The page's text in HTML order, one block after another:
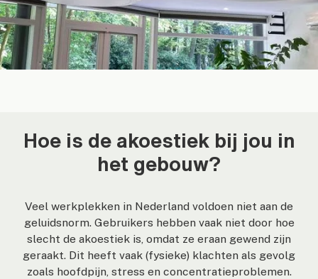
Hoe is de akoestiek bij jou in
het gebouw?
Veel werkplekken in Nederland voldoen niet aan de
geluidsnorm. Gebruikers hebben vaak niet door hoe
slecht de akoestiek is, omdat ze eraan gewend zijn
geraakt. Dit heeft vaak (fysieke) klachten als gevolg
zoals hoofdpijn, stress en concentratieproblemen.